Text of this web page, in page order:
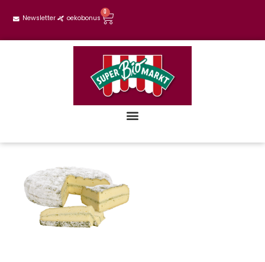
Newsletter oekobonus
0